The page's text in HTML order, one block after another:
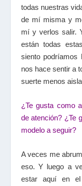
todas nuestras
de mí misma y
mí y verlos salir.
están todas
siento
nos hace sentir a
suerte menos
¿Te gusta como
de atención? ¿Te
modelo a seguir?
A veces me
eso. Y luego a
estar aquí en